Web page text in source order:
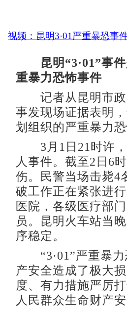
视频：昆明3·01严重暴恐事
昆明“3·01”事
重暴力恐怖事件
记者从昆明市政
事发现场证据表明
划组织的严重暴力恐
3月1日21时许，
人事件。截至2日6
伤。民警当场击毙4
破工作正在紧张进
医院，各级医疗部
员。昆明火车站当
序稳定。
“3·01”严重暴力
产安全造成了极大
度、有力措施严厉
人民群众生命财产安